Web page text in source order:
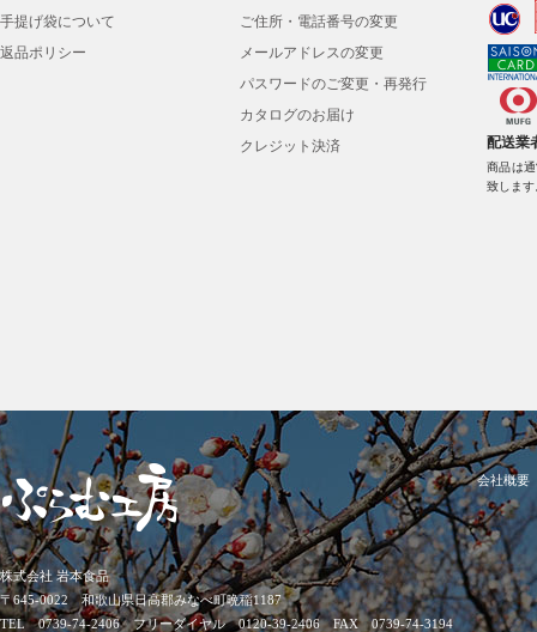
手提げ袋について
返品ポリシー
ご住所・電話番号の変更
メールアドレスの変更
パスワードのご変更・再発行
カタログのお届け
クレジット決済
配送業
商品は
致します
株式会社 岩本食品
〒645-0022 和歌山県日高郡みなべ町晩稲1187
TEL 0739-74-2406 フリーダイヤル 0120-39-2406 FAX 0739-74-3194
会社概要